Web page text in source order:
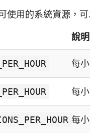
使用的系統資源，
說明
每
每
每